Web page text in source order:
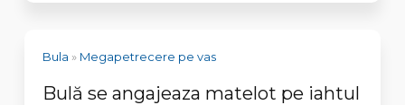
Bula » Megapetrecere pe vas
Bulă se angajeaza matelot pe iahtul